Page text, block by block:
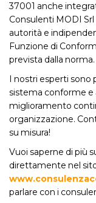
37001 anche
Consulenti MODI
autorità e
Funzione di
prevista dalla norma.
I nostri esperti sono
sistema conforme e
miglioramento
organizzazione.
su misura!
Vuoi saperne di più
direttamente nel
parlare con i